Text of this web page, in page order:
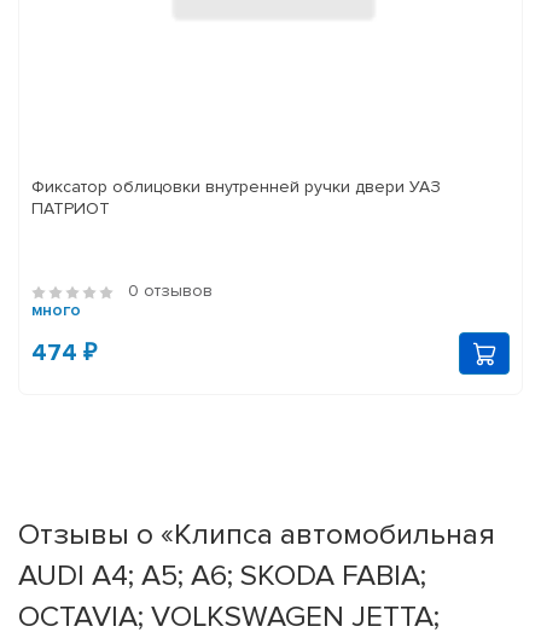
Фиксатор облицовки внутренней ручки двери УАЗ
ПАТРИОТ
0 отзывов
много
474 ₽
Отзывы о «Клипса автомобильная
AUDI A4; A5; A6; SKODA FABIA;
OCTAVIA; VOLKSWAGEN JETTA;